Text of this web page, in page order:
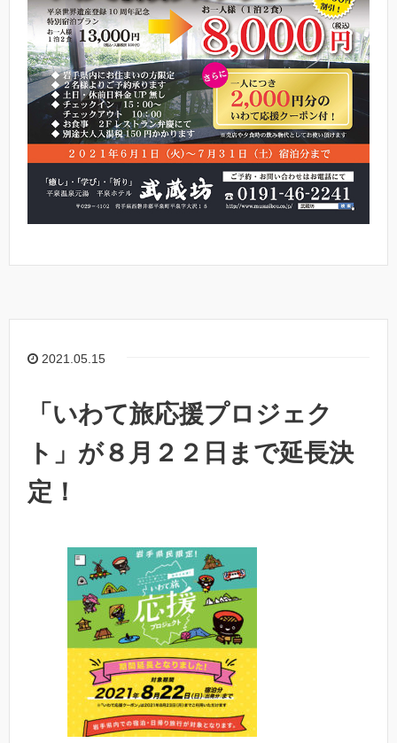
2021.05.15
「いわて旅応援プロジェク
ト」が８月２２日まで延長決
定！